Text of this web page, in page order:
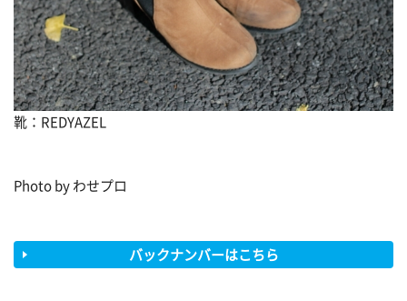
靴：REDYAZEL
Photo by わせプロ
バックナンバーはこちら